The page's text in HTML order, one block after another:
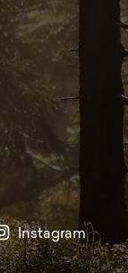
Instagram